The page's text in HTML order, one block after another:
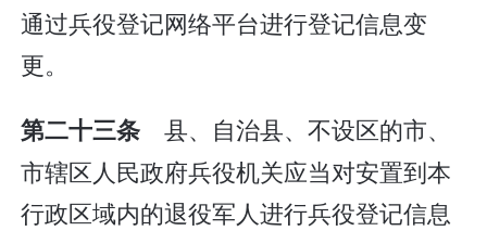
通过兵役登记网络平台进行登记信息变
更。
第二十三条 县、自治县、不设区的市、
市辖区人民政府兵役机关应当对安置到本
行政区域内的退役军人进行兵役登记信息